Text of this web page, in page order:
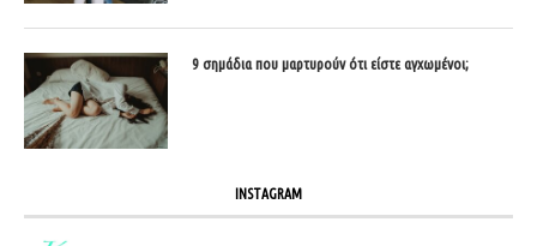
9 σημάδια που μαρτυρούν ότι είστε αγχωμένοι;
INSTAGRAM